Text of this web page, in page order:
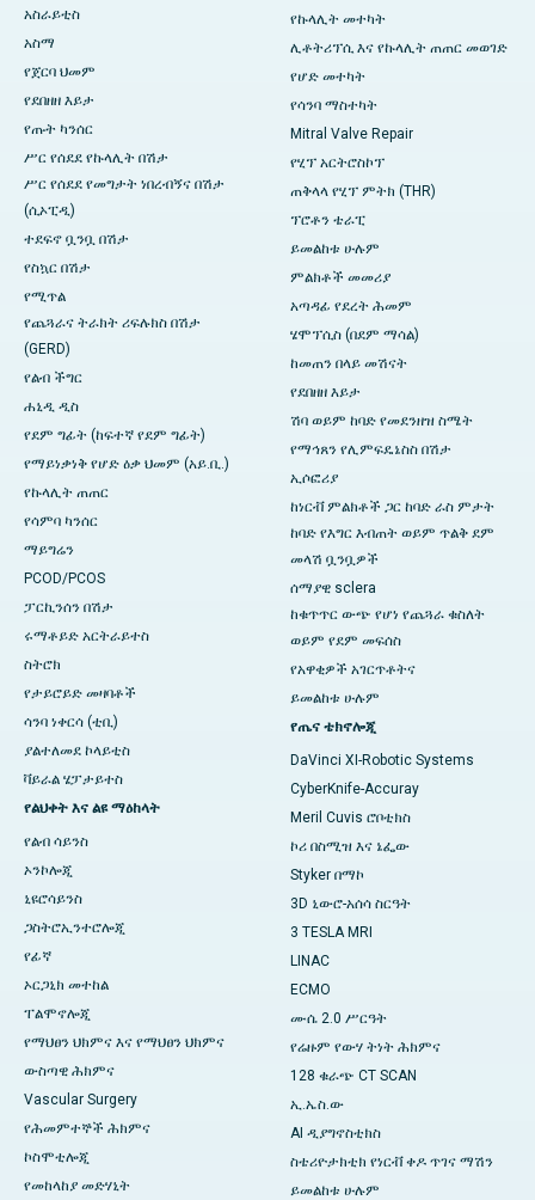
አስራይቲስ
አስማ
የጀርባ ህመም
የደበዘዘ እይታ
የጡት ካንሰር
ሥር የሰደደ የኩላሊት በሽታ
ሥር የሰደደ የመግታት ነበረብኝና በሽታ
(ሲኦፒዲ)
ተደፍኖ ቧንቧ በሽታ
የስኳር በሽታ
የሚጥል
የጨጓራና ትራክት ሪፍሉክስ በሽታ
(GERD)
የልብ ችግር
ሐኒዲ ዲስ
የደም ግፊት (ከፍተኛ የደም ግፊት)
የማይነቃነቅ የሆድ ዕቃ ህመም (አይ.ቢ.)
የኩላሊት ጠጠር
የሳምባ ካንሰር
ማይግሬን
PCOD/PCOS
ፓርኪንሰን በሽታ
ሩማቶይድ አርትራይተስ
ስትሮክ
የታይሮይድ መዛባቶች
ሳንባ ነቀርሳ (ቲቢ)
ያልተለመደ ኮላይቲስ
ቫይራል ሄፓታይተስ
የልህቀት እና ልዩ ማዕከላት
የልብ ሳይንስ
ኦንኮሎጂ
ኒዩሮሳይንስ
ጋስትሮኢንተሮሎጂ
የፊኛ
ኦርጋኒክ መተከል
ፐልሞኖሎጂ
የማህፀን ህክምና እና የማህፀን ህክምና
ውስጣዊ ሕክምና
Vascular Surgery
የሕመምተኞች ሕክምና
ኮስሞቲሎጂ
የመከላከያ መድሃኒት
የኩላሊት መተካት
ሊቶትሪፕሲ እና የኩላሊት ጠጠር መወገድ
የሆድ መተካት
የሳንባ ማስተካት
Mitral Valve Repair
የሂፕ አርትሮስኮፕ
ጠቅላላ የሂፕ ምትክ (THR)
ፕሮቶን ቴራፒ
ይመልከቱ ሁሉም
ምልክቶች መመሪያ
አጣዳፊ የደረት ሕመም
ሄሞፕሲስ (በደም ማሳል)
ከመጠን በላይ መሽናት
የደበዘዘ እይታ
ሽባ ወይም ከባድ የመደንዘዝ ስሜት
የማኅጸን የሊምፍዴኔስስ በሽታ
ኢሶፎሪያ
ከነርቭ ምልክቶች ጋር ከባድ ራስ ምታት
ከባድ የእግር እብጠት ወይም ጥልቅ ደም
መላሽ ቧንቧዎች
ሰማያዊ sclera
ከቁጥጥር ውጭ የሆነ የጨጓራ ​​​​ቁስለት
ወይም የደም መፍሰስ
የአዋቂዎች አገርጥቶትና
ይመልከቱ ሁሉም
የጤና ቴክኖሎጂ
DaVinci XI-Robotic Systems
CyberKnife-Accuray
Meril Cuvis ሮቦቲክስ
ኮሪ በስሚዝ እና ኔፌው
Styker በማኮ
3D ኒውሮ-አሰሳ ስርዓት
3 TESLA MRI
LINAC
ECMO
ሙሴ 2.0 ሥርዓት
የሬዙም የውሃ ትነት ሕክምና
128 ቁራጭ CT SCAN
ኢ.ኤስ.ው
AI ዲያግኖስቲክስ
ስቴሪዮታክቲክ የነርቭ ቀዶ ጥገና ማሽን
ይመልከቱ ሁሉም